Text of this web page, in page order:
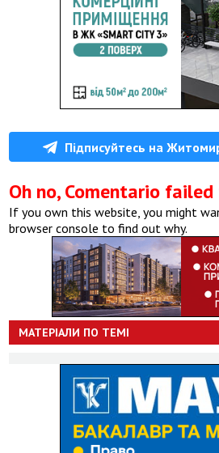
Підписуйтесь на
Oh no, Comentario
If you own this website, you might
browser console to find out why.
МАТЕРІАЛИ ПО ТЕМІ